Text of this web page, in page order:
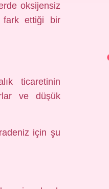
oksijensiz
fark ettiği bir
ticaretinin
ve düşük
için şu